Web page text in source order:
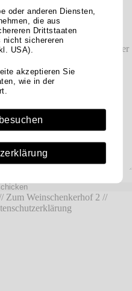
oder anderen Diensten,
die aus
Drittstaaten
nicht sichereren
USA).
akzeptieren Sie
wie in der
ist nach Absprache
Mieterhöhungen
während der
zu Vorzugskonditionen
Zum Weinschenkerhof 2 //